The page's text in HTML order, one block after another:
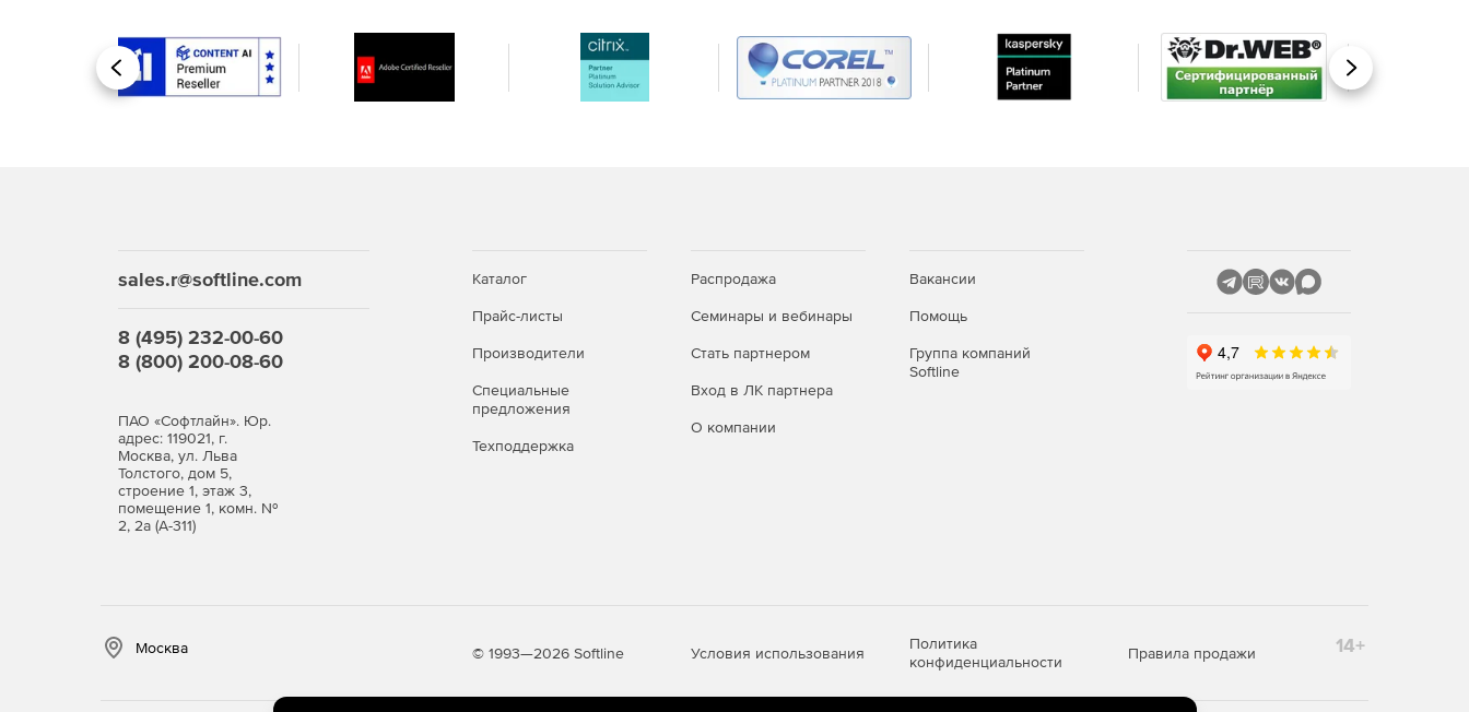
Назад Вперед
sales.r@softline.com
8 (495) 232-00-60
8 (800) 200-08-60
ПАО «Софтлайн». Юр.
адрес: 119021, г.
Москва, ул. Льва
Толстого, дом 5,
строение 1, этаж 3,
помещение 1, комн. №
2, 2а (А-311)
Каталог
Прайс-листы
Производители
Специальные
предложения
Техподдержка
Распродажа
Семинары и вебинары
Стать партнером
Вход в ЛК партнера
О компании
Вакансии
Помощь
Группа компаний
Softline
Москва © 1993—2026 Softline Условия использования
Политика
конфиденциальности
Правила продажи 14+